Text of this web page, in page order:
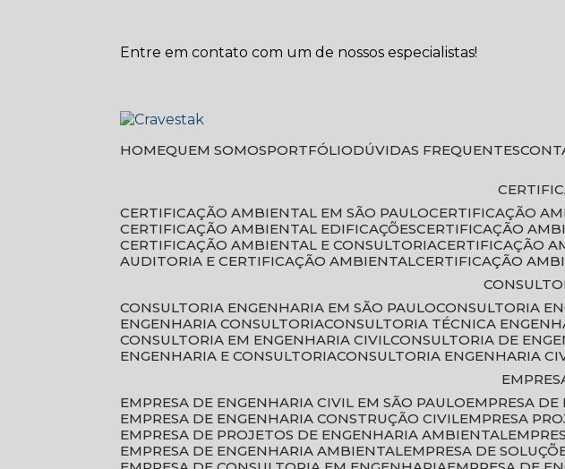
Entre em contato com um de nossos especialistas!
HOME QUEM SOMOS PORTFÓLIO DÚVIDAS FREQUENTES
CERTIFICAÇÃO AMBIENTAL EM SÃO PAULO
CERTIFICAÇÃO
CERTIFICAÇÃO AMBIENTAL EDIFICAÇÕES
CERTIFICAÇÃO
CERTIFICAÇÃO AMBIENTAL E CONSULTORIA
CERTIFICAÇÃO
AUDITORIA E CERTIFICAÇÃO AMBIENTAL
CERTIFICAÇÃO
CONSULTORIA ENGENHARIA EM SÃO PAULO CONSULTORIA
ENGENHARIA CONSULTORIA CONSULTORIA TÉCNICA
CONSULTORIA EM ENGENHARIA CIVIL CONSULTORIA DE
ENGENHARIA E CONSULTORIA CONSULTORIA ENGENHARIA
EMPRESA DE ENGENHARIA CIVIL EM SÃO PAULO
EMPRESA
EMPRESA DE ENGENHARIA CONSTRUÇÃO CIVIL EMPRESA
EMPRESA DE PROJETOS DE ENGENHARIA AMBIENTAL
EMPRESA DE ENGENHARIA AMBIENTAL EMPRESA DE